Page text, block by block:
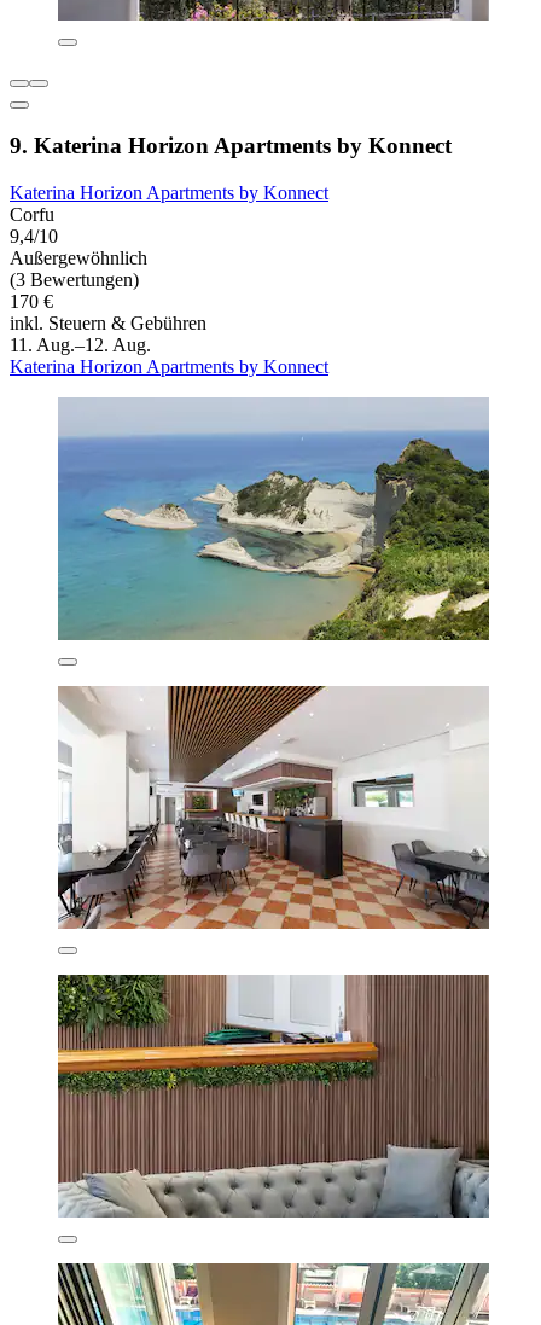
9. Katerina Horizon Apartments by Konnect
Katerina Horizon Apartments by Konnect
Corfu
9,4/10
Außergewöhnlich
(3 Bewertungen)
170 €
inkl. Steuern & Gebühren
11. Aug.–12. Aug.
Katerina Horizon Apartments by Konnect